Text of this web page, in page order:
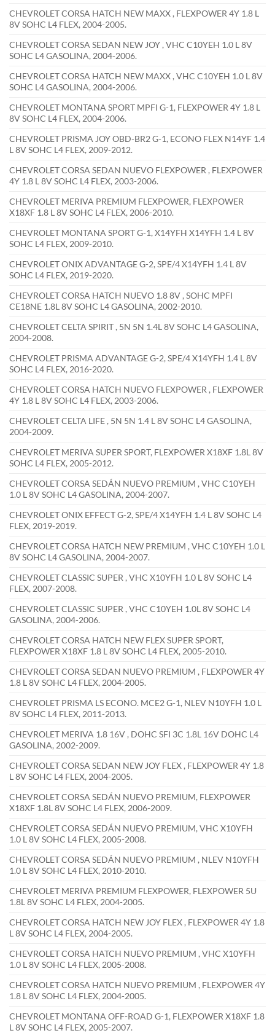
CHEVROLET CORSA HATCH NEW MAXX , FLEXPOWER 4Y 1.8 L
8V SOHC L4 FLEX, 2004-2005.
CHEVROLET CORSA SEDAN NEW JOY , VHC C10YEH 1.0 L 8V
SOHC L4 GASOLINA, 2004-2006.
CHEVROLET CORSA HATCH NEW MAXX , VHC C10YEH 1.0 L 8V
SOHC L4 GASOLINA, 2004-2006.
CHEVROLET MONTANA SPORT MPFI G-1, FLEXPOWER 4Y 1.8 L
8V SOHC L4 FLEX, 2004-2006.
CHEVROLET PRISMA JOY OBD-BR2 G-1, ECONO FLEX N14YF 1.4
L 8V SOHC L4 FLEX, 2009-2012.
CHEVROLET CORSA SEDAN NUEVO FLEXPOWER , FLEXPOWER
4Y 1.8 L 8V SOHC L4 FLEX, 2003-2006.
CHEVROLET MERIVA PREMIUM FLEXPOWER, FLEXPOWER
X18XF 1.8 L 8V SOHC L4 FLEX, 2006-2010.
CHEVROLET MONTANA SPORT G-1, X14YFH X14YFH 1.4 L 8V
SOHC L4 FLEX, 2009-2010.
CHEVROLET ONIX ADVANTAGE G-2, SPE/4 X14YFH 1.4 L 8V
SOHC L4 FLEX, 2019-2020.
CHEVROLET CORSA HATCH NUEVO 1.8 8V , SOHC MPFI
CE18NE 1.8L 8V SOHC L4 GASOLINA, 2002-2010.
CHEVROLET CELTA SPIRIT , 5N 5N 1.4L 8V SOHC L4 GASOLINA,
2004-2008.
CHEVROLET PRISMA ADVANTAGE G-2, SPE/4 X14YFH 1.4 L 8V
SOHC L4 FLEX, 2016-2020.
CHEVROLET CORSA HATCH NUEVO FLEXPOWER , FLEXPOWER
4Y 1.8 L 8V SOHC L4 FLEX, 2003-2006.
CHEVROLET CELTA LIFE , 5N 5N 1.4 L 8V SOHC L4 GASOLINA,
2004-2009.
CHEVROLET MERIVA SUPER SPORT, FLEXPOWER X18XF 1.8L 8V
SOHC L4 FLEX, 2005-2012.
CHEVROLET CORSA SEDÁN NUEVO PREMIUM , VHC C10YEH
1.0 L 8V SOHC L4 GASOLINA, 2004-2007.
CHEVROLET ONIX EFFECT G-2, SPE/4 X14YFH 1.4 L 8V SOHC L4
FLEX, 2019-2019.
CHEVROLET CORSA HATCH NEW PREMIUM , VHC C10YEH 1.0 L
8V SOHC L4 GASOLINA, 2004-2007.
CHEVROLET CLASSIC SUPER , VHC X10YFH 1.0 L 8V SOHC L4
FLEX, 2007-2008.
CHEVROLET CLASSIC SUPER , VHC C10YEH 1.0L 8V SOHC L4
GASOLINA, 2004-2006.
CHEVROLET CORSA HATCH NEW FLEX SUPER SPORT,
FLEXPOWER X18XF 1.8 L 8V SOHC L4 FLEX, 2005-2010.
CHEVROLET CORSA SEDAN NUEVO PREMIUM , FLEXPOWER 4Y
1.8 L 8V SOHC L4 FLEX, 2004-2005.
CHEVROLET PRISMA LS ECONO. MCE2 G-1, NLEV N10YFH 1.0 L
8V SOHC L4 FLEX, 2011-2013.
CHEVROLET MERIVA 1.8 16V , DOHC SFI 3C 1.8L 16V DOHC L4
GASOLINA, 2002-2009.
CHEVROLET CORSA SEDAN NEW JOY FLEX , FLEXPOWER 4Y 1.8
L 8V SOHC L4 FLEX, 2004-2005.
CHEVROLET CORSA SEDÁN NUEVO PREMIUM, FLEXPOWER
X18XF 1.8L 8V SOHC L4 FLEX, 2006-2009.
CHEVROLET CORSA SEDÁN NUEVO PREMIUM, VHC X10YFH
1.0 L 8V SOHC L4 FLEX, 2005-2008.
CHEVROLET CORSA SEDÁN NUEVO PREMIUM , NLEV N10YFH
1.0 L 8V SOHC L4 FLEX, 2010-2010.
CHEVROLET MERIVA PREMIUM FLEXPOWER, FLEXPOWER 5U
1.8L 8V SOHC L4 FLEX, 2004-2005.
CHEVROLET CORSA HATCH NEW JOY FLEX , FLEXPOWER 4Y 1.8
L 8V SOHC L4 FLEX, 2004-2005.
CHEVROLET CORSA HATCH NUEVO PREMIUM , VHC X10YFH
1.0 L 8V SOHC L4 FLEX, 2005-2008.
CHEVROLET CORSA HATCH NUEVO PREMIUM , FLEXPOWER 4Y
1.8 L 8V SOHC L4 FLEX, 2004-2005.
CHEVROLET MONTANA OFF-ROAD G-1, FLEXPOWER X18XF 1.8
L 8V SOHC L4 FLEX, 2005-2007.